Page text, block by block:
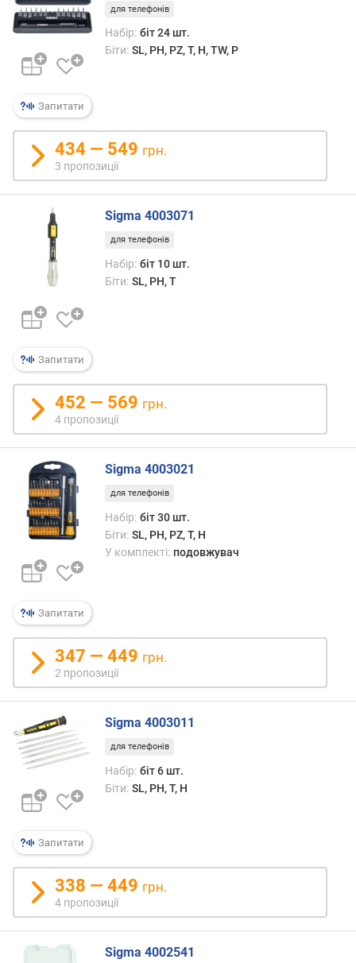
к
і
ь
с
т
ь
о
д
и
т
.
к
і
л
ь
к
і
с
т
ь
б
т
(
т
.
ь
к
і
т
ь
о
р
ц
е
в
и
х
Запитати
для телефонів
Набір: біт 24 шт.
Біти: SL, PH, PZ, T, H, TW, P
434 — 549 грн.
3 пропозиції
Запитати
Sigma 4003071
для телефонів
Набір: біт 10 шт.
Біти: SL, PH, T
452 — 569 грн.
4 пропозиції
Запитати
Sigma 4003021
для телефонів
Набір: біт 30 шт.
Біти: SL, PH, PZ, T, H
У комплекті: подовжувач
347 — 449 грн.
2 пропозиції
Запитати
Sigma 4003011
для телефонів
Набір: біт 6 шт.
Біти: SL, PH, T, H
338 — 449 грн.
4 пропозиції
Sigma 4002541